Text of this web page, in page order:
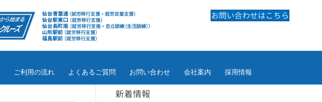
ご利用の流れ よくあるご質問 お問い合わせ 会社案内 採用情報
お問い合わせはこちら
新着情報